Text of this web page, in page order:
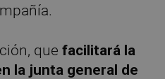
quefacilitará la
la junta general de